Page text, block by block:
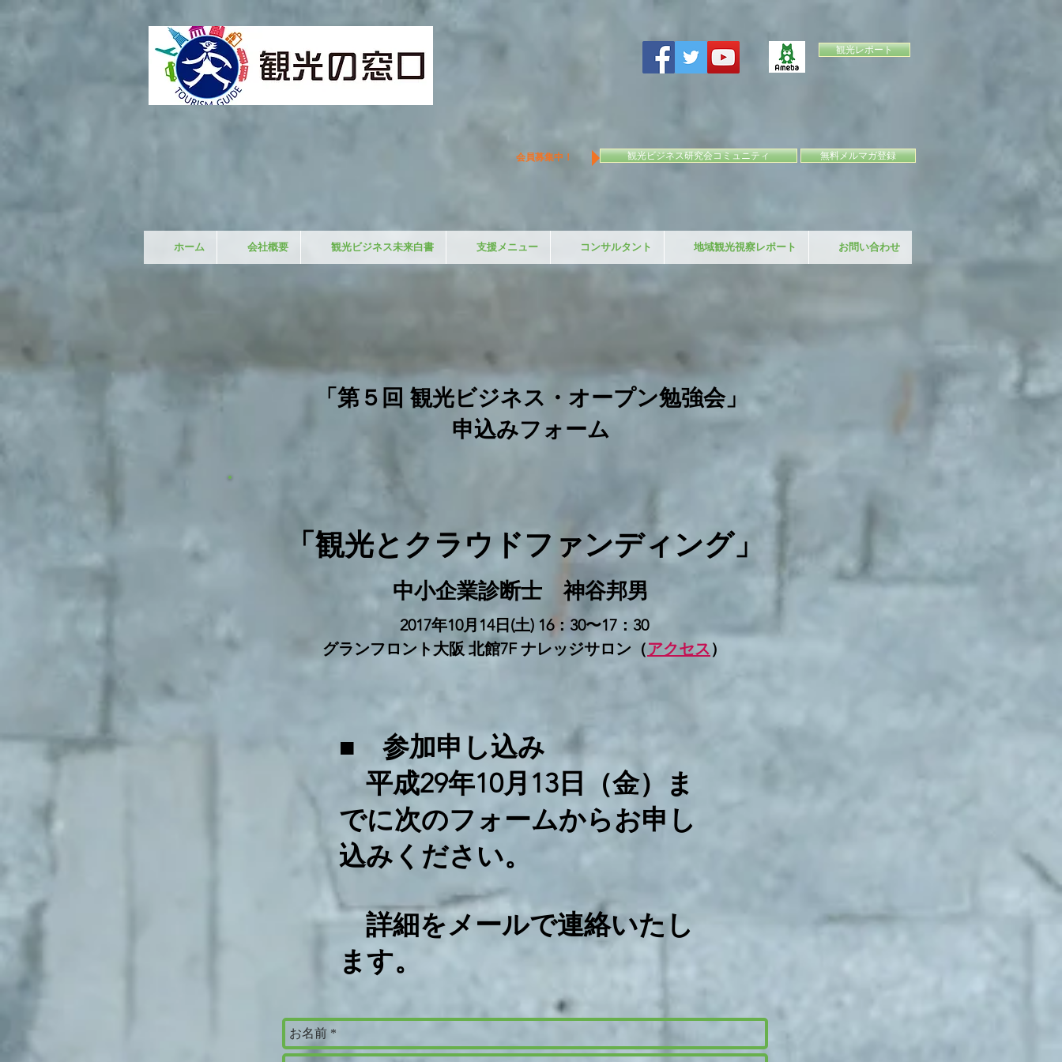
観光レポート
会員募集中！ 観光ビジネス研究会コミュニティ 無料メルマガ登録
ホーム 会社概要 観光ビジネス未来白書 支援メニュー コンサルタント 地域観光視察レポート お問い合わせ
「第５回 観光ビジネス・オープン勉強会」
​​申込みフォーム
「観光とクラウドファンディング」
中小企業診断士 神谷邦男
2017年10月14日(土) 16：30〜17：30
グランフロント大阪 北館7F ナレッジサロン（アクセス）
■ 参加申し込み
平成29年10月13日（金）ま
でに次のフォームからお申し
込みください。
詳細をメールで連絡いたし
ます。